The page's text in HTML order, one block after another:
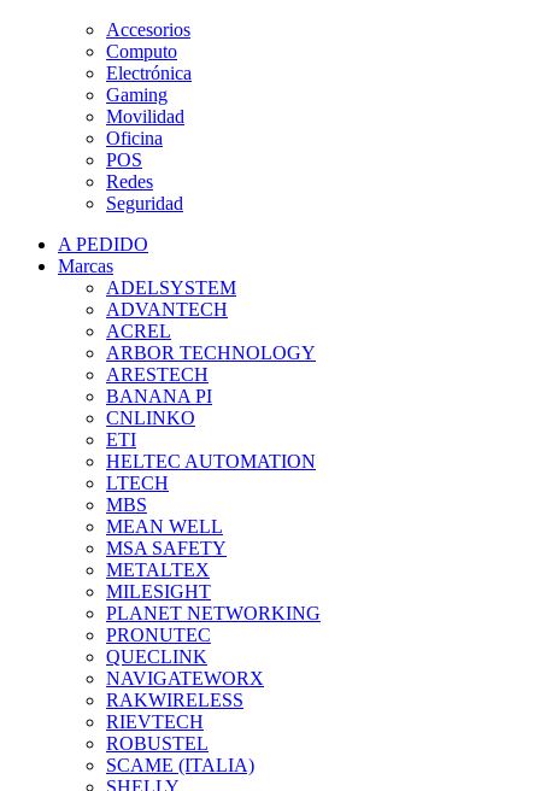
Accesorios
Computo
Electrónica
Gaming
Movilidad
Oficina
POS
Redes
Seguridad
A PEDIDO
Marcas
ADELSYSTEM
ADVANTECH
ACREL
ARBOR TECHNOLOGY
ARESTECH
BANANA PI
CNLINKO
ETI
HELTEC AUTOMATION
LTECH
MBS
MEAN WELL
MSA SAFETY
METALTEX
MILESIGHT
PLANET NETWORKING
PRONUTEC
QUECLINK
NAVIGATEWORX
RAKWIRELESS
RIEVTECH
ROBUSTEL
SCAME (ITALIA)
SHELLY